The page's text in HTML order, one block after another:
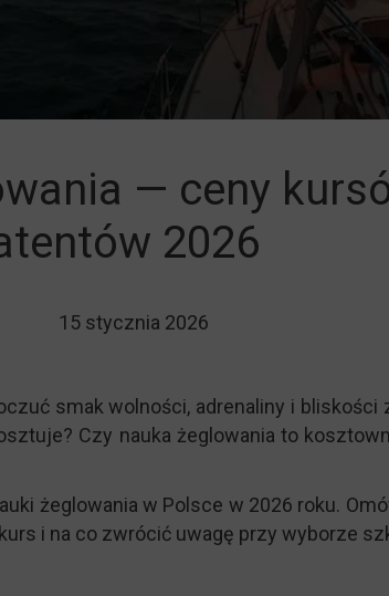
15 stycznia 2026
— ceny
2026
smak wolności, adrenaliny i
Czy nauka żeglowania to
żeglowania w Polsce w 2026 roku.
i na co zwrócić uwagę przy wyborze